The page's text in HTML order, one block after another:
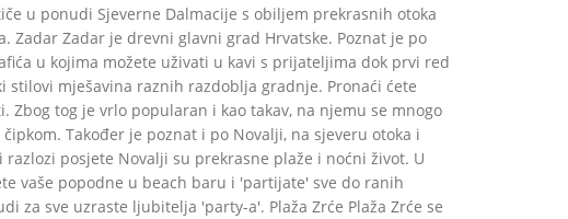
u ponudi Sjeverne Dalmacije s obiljem prekrasnih otoka
Zadar je drevni glavni grad Hrvatske. Poznat je po
u kojima možete uživati u kavi s prijateljima dok prvi red
mješavina raznih razdoblja gradnje. Pronaći ćete
tog je vrlo popularan i kao takav, na njemu se mnogo
Također je poznat i po Novalji, na sjeveru otoka i
posjete Novalji su prekrasne plaže i noćni život. U
vaše popodne u beach baru i 'partijate' sve do ranih
sve uzraste ljubitelja 'party-a'. Plaža Zrće Plaža Zrće se